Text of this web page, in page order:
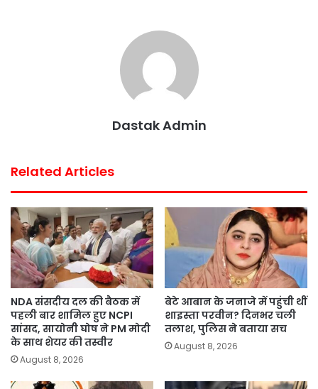
Dastak Admin
Related Articles
NDA संसदीय दल की बैठक में
पहली बार शामिल हुए NCPI
सांसद, सायोनी घोष ने PM मोदी
के साथ शेयर की तस्वीर
August 8, 2026
बेटे आबान के जनाजे में पहुंची थीं
शाइस्ता परवीन? दिनभर चली
तलाश, पुलिस ने बताया सच
August 8, 2026